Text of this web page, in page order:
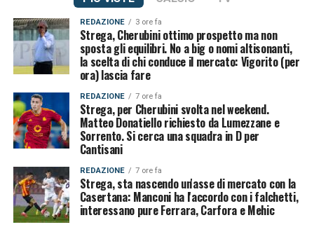
REDAZIONE 3 ore fa
Strega, Cherubini ottimo prospetto ma non
sposta gli equilibri. No a big o nomi altisonanti,
la scelta di chi conduce il mercato: Vigorito (per
ora) lascia fare
REDAZIONE 7 ore fa
Strega, per Cherubini svolta nel weekend.
Matteo Donatiello richiesto da Lumezzane e
Sorrento. Si cerca una squadra in D per
Cantisani
REDAZIONE 7 ore fa
Strega, sta nascendo un'asse di mercato con la
Casertana: Manconi ha l'accordo con i falchetti,
interessano pure Ferrara, Carfora e Mehic